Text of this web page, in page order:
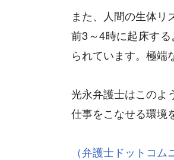
また、人間の生体
前3～4時に起床す
られています。極端
光永弁護士はこのよ
仕事をこなせる環境
（弁護士ドットコム